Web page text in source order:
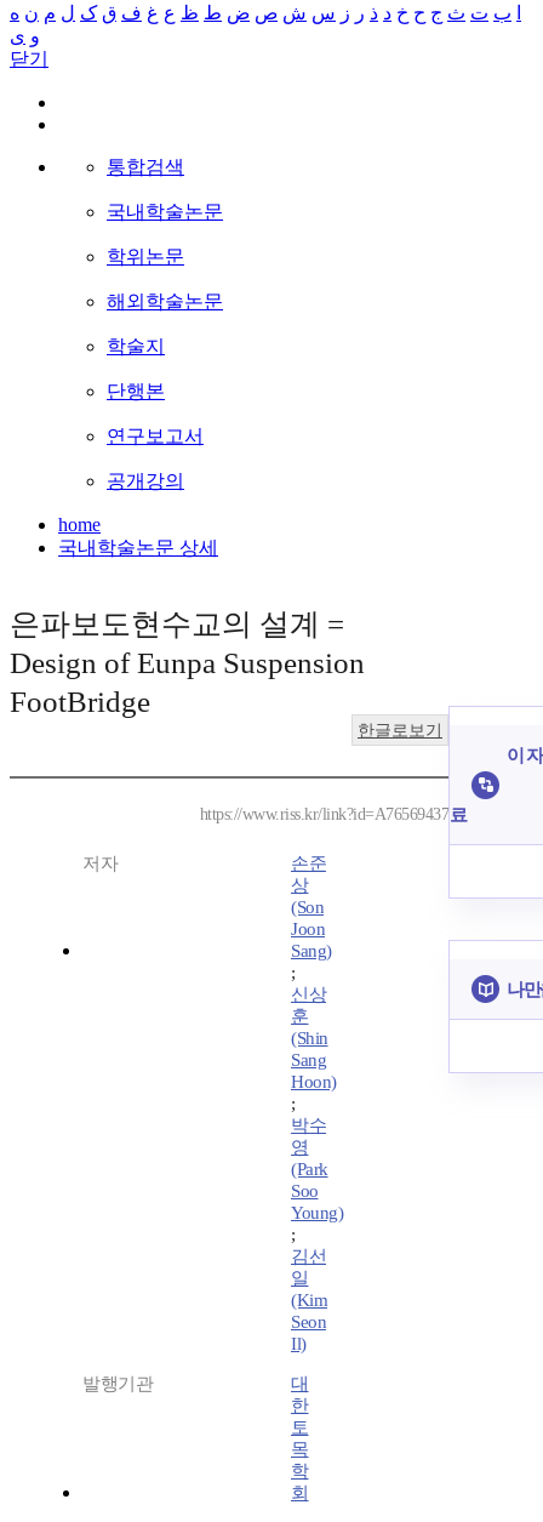
ب ت ث ج ح خ د ذ ر ز س ش ص ض ط ظ ع غ ف ق ک ل م ن ه
و ی
닫기
통합검색
국내학술논문
학위논문
해외학술논문
학술지
단행본
연구보고서
공개강의
home
국내학술논문 상세
은파보도현수교의 설계 =
Design of Eunpa Suspension
FootBridge
한글로보기
https://www.riss.kr/link?id=A76569437
저자
손준
상
(Son
Joon
Sang)
;
신상
훈
(Shin
Sang
Hoon)
;
박수
영
(Park
Soo
Young)
;
김선
일
(Kim
Seon
Il)
발행기관
대
한
토
목
학
회
이
료
나